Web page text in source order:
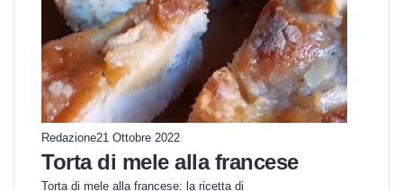
Redazione21 Ottobre 2022
Torta di mele alla francese
Torta di mele alla francese: la ricetta di